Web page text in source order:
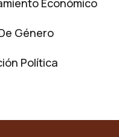
Género
Política